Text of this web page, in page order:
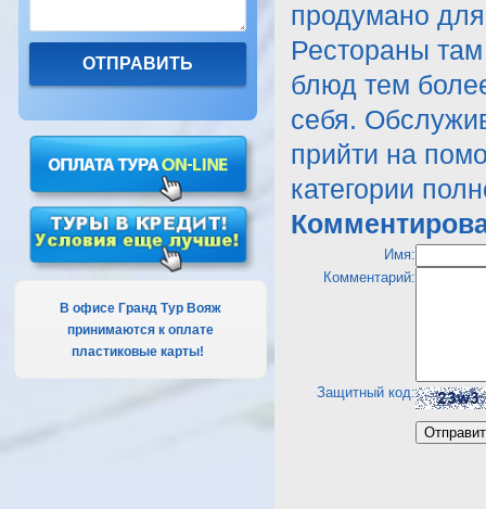
В офисе Гранд Тур Вояж
принимаются к оплате
пластиковые карты!
продумано
Рестораны
блюд тем
себя.
прийти на
категории
Имя:
Комментарий:
Защитный код: